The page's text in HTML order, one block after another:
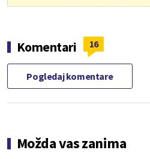
Komentari 16
Pogledaj komentare
Možda vas zanima